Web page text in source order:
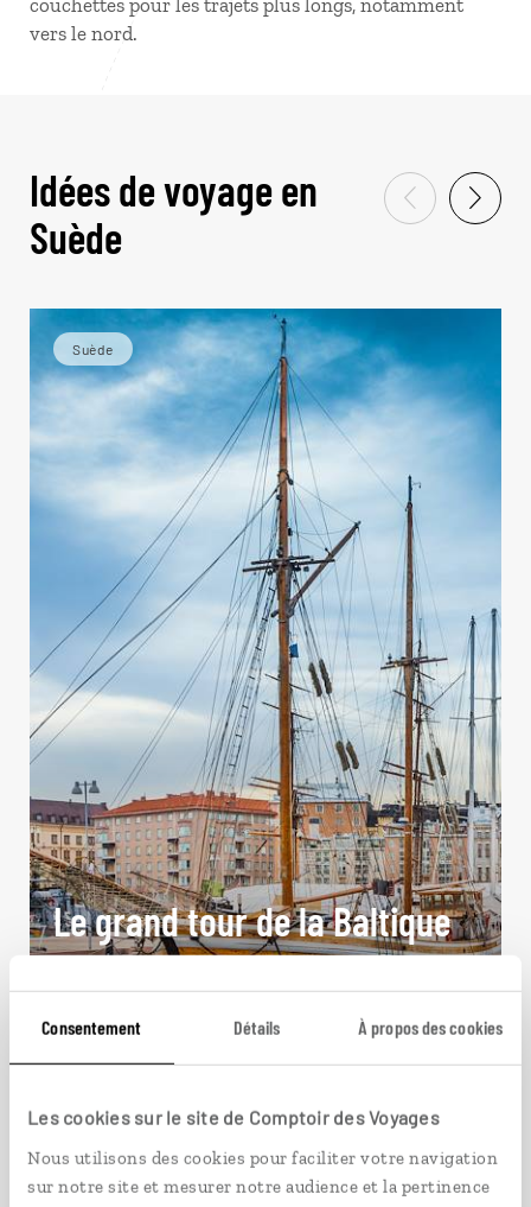
Consentement Détails À propos des cookies
Les cookies sur le site de Comptoir des Voyages
Nous utilisons des cookies pour faciliter votre navigation
sur notre site et mesurer notre audience et la pertinence
couchettes pour les trajets plus longs, notamment
vers le nord.
Idées de voyage en
Suède
Suède
Le grand tour de la Baltique
Riga, Tallin, Helsinki.